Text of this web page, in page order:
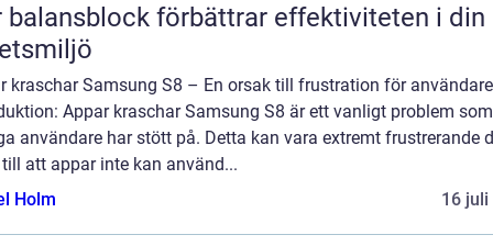
balansblock förbättrar effektiviteten i din
kraschar Samsung S8 – En orsak till frustration för användare
Appar kraschar Samsung S8 är ett vanligt problem som
användare har stött på. Detta kan vara extremt frustrerande
att appar inte kan använd...
Holm
16 juli